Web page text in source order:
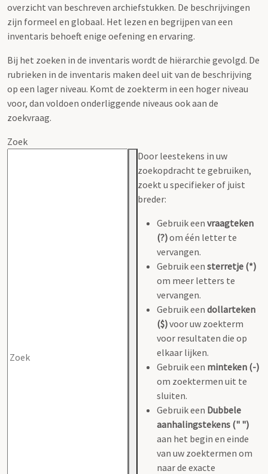
overzicht van beschreven archiefstukken. De beschrijvingen
zijn formeel en globaal. Het lezen en begrijpen van een
inventaris behoeft enige oefening en ervaring.
Bij het zoeken in de inventaris wordt de hiërarchie gevolgd. De
rubrieken in de inventaris maken deel uit van de beschrijving
op een lager niveau. Komt de zoekterm in een hoger niveau
voor, dan voldoen onderliggende niveaus ook aan de
zoekvraag.
Zoek
Door leestekens in uw
zoekopdracht te gebruiken,
zoekt u specifieker of juist
breder:
Gebruik een vraagteken
(?)om één letter te
vervangen.
Gebruik een sterretje (*)
om meer letters te
vervangen.
Gebruik een dollarteken
($)voor uw zoekterm
voor resultaten die op
elkaar lijken.
Gebruik een minteken (-)
om zoektermen uit te
sluiten.
Gebruik een Dubbele
aanhalingstekens (" ")
aan het begin en einde
van uw zoektermen om
naar de exacte